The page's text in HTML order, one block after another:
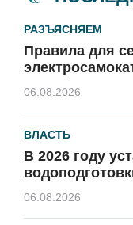
РАЗЪЯСНЯЕМ
Правила для
06.08.2026
ВЛАСТЬ
В 2026 году
06.08.2026